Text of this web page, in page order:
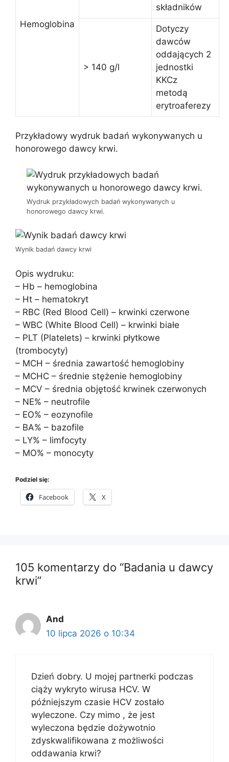
Hemoglobina
składników
> 140 g/l
Dotyczy
dawców
oddających 2
jednostki
KKCz
metodą
erytroaferezy
Przykładowy wydruk badań wykonywanych u
honorowego dawcy krwi.
Wydruk przykładowych badań wykonywanych u
honorowego dawcy krwi.
Wynik badań dawcy krwi
Opis wydruku:
– Hb – hemoglobina
– Ht – hematokryt
– RBC (Red Blood Cell) – krwinki czerwone
– WBC (White Blood Cell) – krwinki białe
– PLT (Platelets) – krwinki płytkowe
(trombocyty)
– MCH – średnia zawartość hemoglobiny
– MCHC – średnie stężenie hemoglobiny
– MCV – średnia objętość krwinek czerwonych
– NE% – neutrofile
– EO% – eozynofile
– BA% – bazofile
– LY% – limfocyty
– MO% – monocyty
Podziel się:
Facebook X
105 komentarzy do “Badania u dawcy
krwi”
And
10 lipca 2026 o 10:34
Dzień dobry. U mojej partnerki podczas
ciąży wykryto wirusa HCV. W
późniejszym czasie HCV zostało
wyleczone. Czy mimo , że jest
wyleczona będzie dożywotnio
zdyskwalifikowana z możliwości
oddawania krwi?